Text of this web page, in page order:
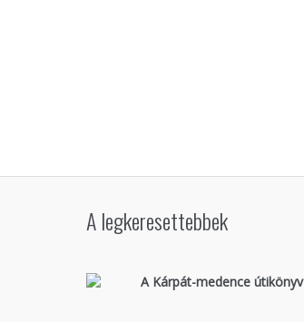
A legkeresettebbek
A Kárpát-medence útikönyv